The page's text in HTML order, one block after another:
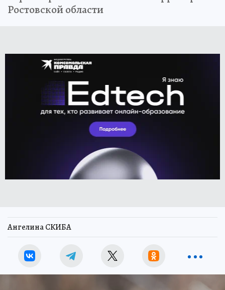
Ростовской области
Ангелина СКИБА